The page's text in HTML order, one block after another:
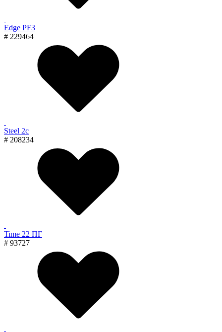
Edge PF3
# 229464
Steel 2с
# 208234
Time 22 ПГ
# 93727